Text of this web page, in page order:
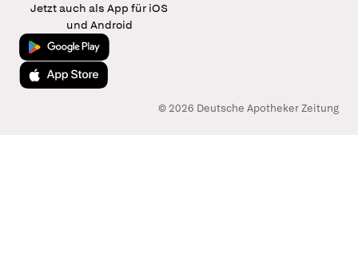
Jetzt auch als App für iOS
und Android
Jetzt bei Google Play
Laden im App Store
© 2026 Deutsche Apotheker Zeitung